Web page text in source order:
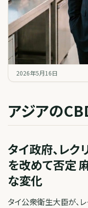
2026年5月16日
アジアの
タイ政府、レ
を改めて否定
な変化
タイ公衆衛生大臣が、